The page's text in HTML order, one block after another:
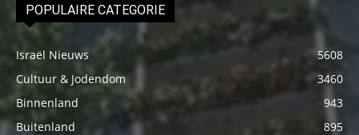
POPULAIRE CATEGORIE
Israël Nieuws
5608
Cultuur & Jodendom
3460
Binnenland
943
Buitenland
895